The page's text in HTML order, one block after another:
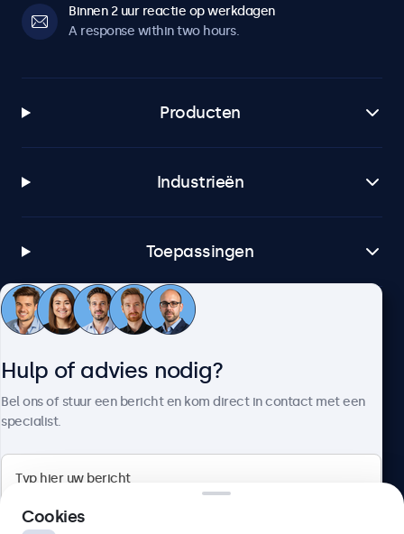
Binnen 2 uur reactie op werkdagen
A response within two hours.
Producten
Industrieën
Toepassingen
Klantenservice
Hulp of advies nodig?
Bel ons of stuur een bericht en kom direct in contact met een
specialist.
Cookies